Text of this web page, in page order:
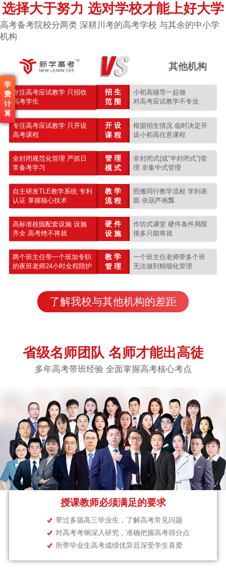
选择大于努力 选对学校才能上好大学
高考备考院校分两类 深耕川考的高考学校 与其余的中小学
机构
其他机构
专注高考应试教学 只招收
高考学生
招 生
范 围
小初高辅导一起做
对高考应试教学不专业
专注高考应试教学 只开设
高考课程
开 设
课 程
根据招生情况 临时决定开
设小初高任意课程
全封闭规范化管理 严抓日
常备考学习
管 理
模 式
非封闭式(或“半封闭式”)管
理 非集中式管理
自主研发TLE教学系统 专利
认证 掌握核心技术
教 学
流 程
照搬同行教学流程 学到表
面 依葫芦画瓢
高标准校园配套设施 设施
齐全 高考绝不将就
硬 件
设 施
作坊式课堂 硬件条件局限
很多只能将就
两个班主任带一个班加专职
的夜班老师24小时全程陪护
教 学
管 理
一个班主任老师带多个班
无法做到精细化管理
了解我校与其他机构的差距
省级名师团队 名师才能出高徒
多年高考带班经验 全面掌握高考核心考点
授课教师必须满足的要求
带过多届高三毕业生，了解高考常见问题
对高考考纲深入研究，准确把握高考得分点
所带毕业生高考成绩优异且深受学生喜爱
学
费
计
算